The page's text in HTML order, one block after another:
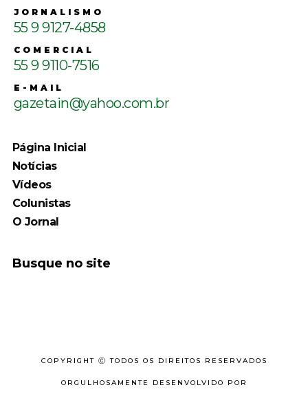
JORNALISMO
55 9 9127-4858
COMERCIAL
55 9 9110-7516
E-MAIL
gazetain@yahoo.com.br
Página Inicial
Notícias
Vídeos
Colunistas
O Jornal
Busque no site
COPYRIGHT Ⓒ TODOS OS DIREITOS RESERVADOS
ORGULHOSAMENTE DESENVOLVIDO POR